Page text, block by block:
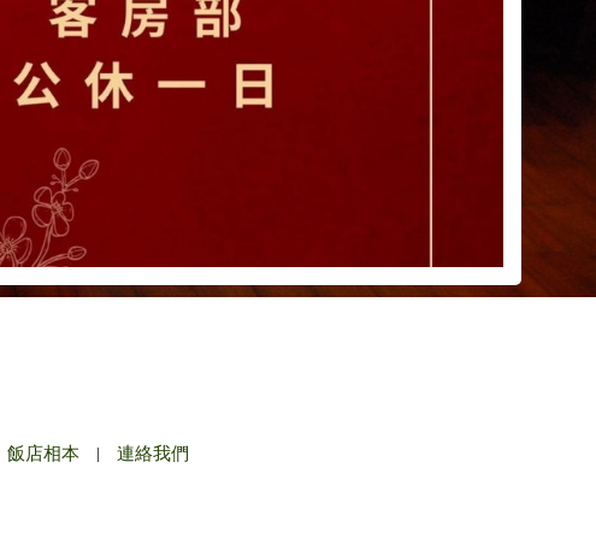
飯店相本 | 連絡我們